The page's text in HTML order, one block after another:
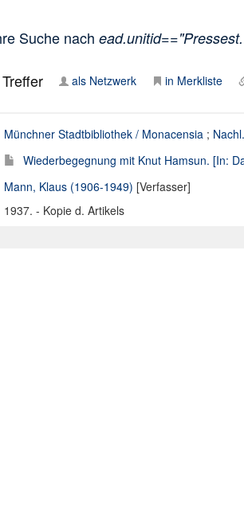
Suche nach
Treffer als Netzwerk in Merkliste
Münchner Stadtbibliothek / Monacensia ;
Wiederbegegnung mit Knut Hamsun. [In:
Mann, Klaus (1906-1949) [Verfasser]
1937. - Kopie d. Artikels